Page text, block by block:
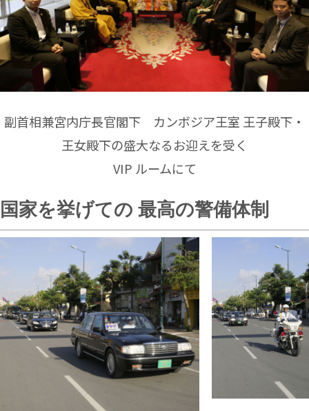
副首相兼宮内庁長官閣下 カンボジア王室 王子殿下・
王女殿下の盛大なるお迎えを受く
VIP ルームにて
国家を挙げての 最高の警備体制